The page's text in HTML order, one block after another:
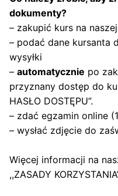
dokumenty?
– zakupić kurs na
– podać dane kursanta
wysyłki
– automatycznie po
przyznany dostęp do
HASŁO DOSTĘPU”.
– zdać egzamin online
– wysłać zdjęcie do
Więcej informacji na
,,ZASADY